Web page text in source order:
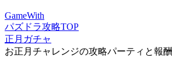
GameWith
パズドラ攻略TOP
正月ガチャ
お正月チャレンジの攻略パーティと報酬